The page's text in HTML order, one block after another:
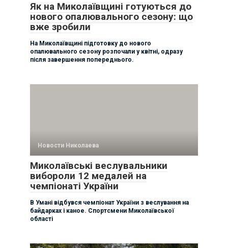
Як на Миколаївщині готуються до
нового опалювального сезону: що
вже зробили
На Миколаївщині підготовку до нового
опалювального сезону розпочали у квітні, одразу
після завершення попереднього.
Новости Николаева
Миколаївські веслувальники
вибороли 12 медалей на
чемпіонаті України
В Умані відбувся чемпіонат України з веслування на
байдарках і каное. Спортсмени Миколаївської
області